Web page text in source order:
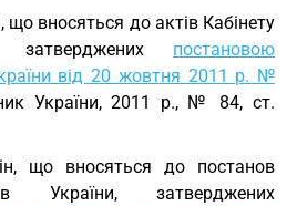
що вносяться до актів Кабінету
затверджених постановою
від 20 жовтня 2011 р. №
України, 2011 р., № 84, ст.
що вносяться до постанов
України, затверджених